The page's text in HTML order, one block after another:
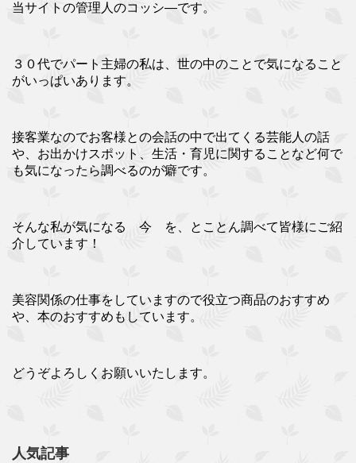
当サイトの管理人のコッシ―です。
３０代でパート主婦の私は、世の中のことで気になること
がいっぱいあります。
接客業なのでお客様との会話の中で出てくる芸能人の話
や、お出かけスポット、生活・育児に関することなど何で
も気になったら調べるのが癖です。
そんな私が気になる 今 を、とことん調べて皆様にご紹
介しています！
美容関係の仕事をしていますので役立つ商品のおすすめ
や、本のおすすめもしています。
どうぞよろしくお願いいたします。
人気記事